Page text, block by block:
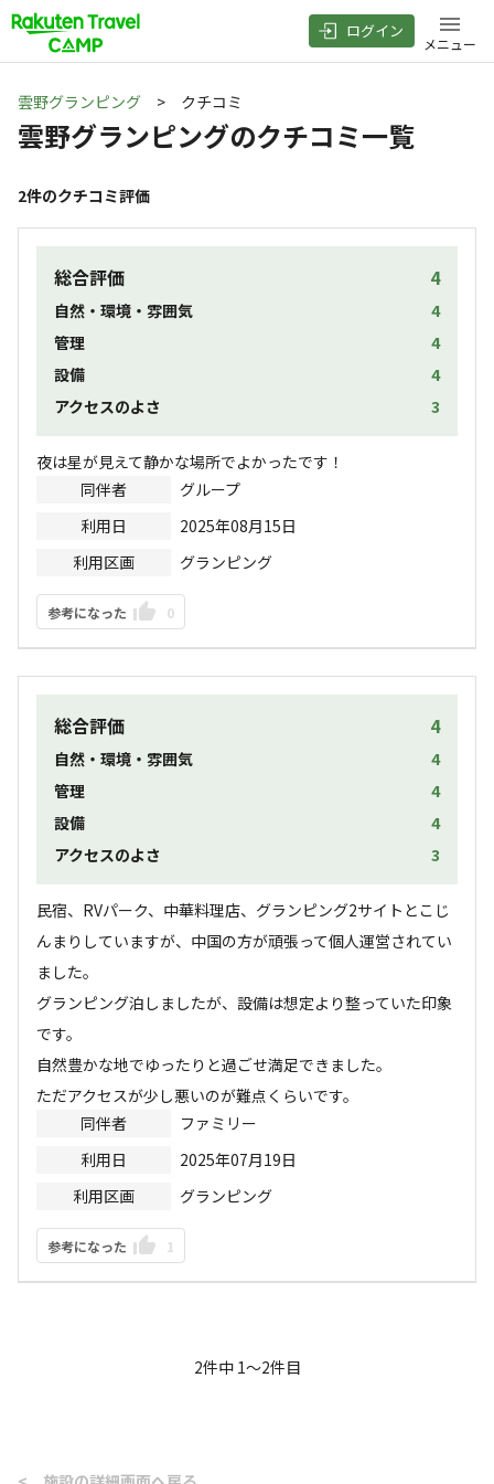
ログイン
メニュー
雲野グランピング > クチコミ
雲野グランピングのクチコミ一覧
2件のクチコミ評価
総合評価 4
自然・環境・雰囲気
4
管理
4
設備
4
アクセスのよさ
3
同伴者
グループ
利用日
2025年08月15日
利用区画
グランピング
参考になった 0
総合評価 4
自然・環境・雰囲気
4
管理
4
設備
4
アクセスのよさ
3
民宿、RVパーク、中華料理店、グランピング2サイトとこじ
んまりしていますが、中国の方が頑張って個人運営されてい
ました。
グランピング泊しましたが、設備は想定より整っていた印象
です。
自然豊かな地でゆったりと過ごせ満足できました。
ただアクセスが少し悪いのが難点くらいです。
同伴者
ファミリー
利用日
2025年07月19日
利用区画
グランピング
参考になった 1
2件中 1〜2件目